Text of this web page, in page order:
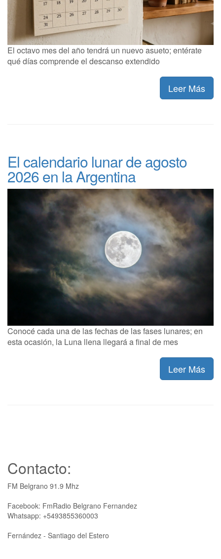
El octavo mes del año tendrá un nuevo asueto; entérate
qué días comprende el descanso extendido
Leer Más
El calendario lunar de agosto
2026 en la Argentina
Conocé cada una de las fechas de las fases lunares; en
esta ocasión, la Luna llena llegará a final de mes
Leer Más
Contacto:
FM Belgrano 91.9 Mhz
Facebook: FmRadio Belgrano Fernandez
Whatsapp: +5493855360003
Fernández - Santiago del Estero